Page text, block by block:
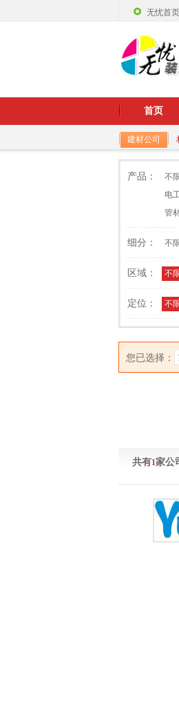
无忧首页
首页
建材公司
产品： 不
电
管
细分： 不
区域： 不
定位： 不
您已选择：
共有1家公